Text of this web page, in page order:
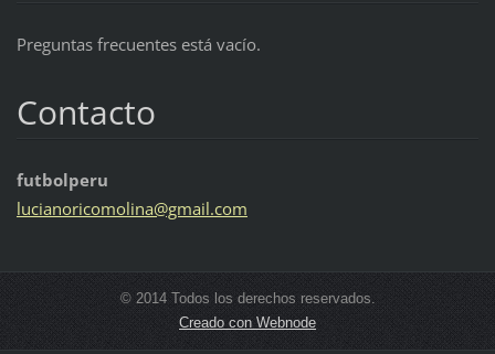
Preguntas frecuentes está vacío.
Contacto
futbolperu
lucianoricomolina@gmail.com
© 2014 Todos los derechos reservados.
Creado con Webnode